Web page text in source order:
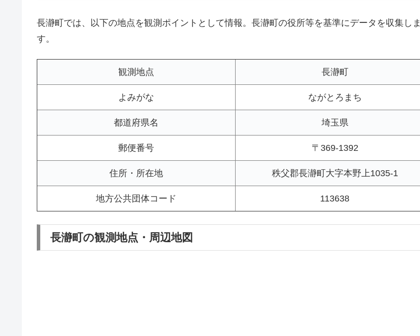
長瀞町では、以下の地点を観測ポイントとして情報。長瀞町の役所等を基準にデータを収集しま
す。
観測地点 長瀞町
よみがな ながとろまち
都道府県名 埼玉県
郵便番号 〒369-1392
住所・所在地 秩父郡長瀞町大字本野上1035-1
地方公共団体コード 113638
長瀞町の観測地点・周辺地図